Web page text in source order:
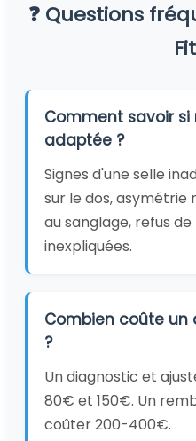
❓ Questions
Comment savoir
adaptée ?
Signes d'une selle
sur le dos, asymétrie
au sanglage, refus
inexpliquées.
Combien coûte un
?
Un diagnostic et
80€ et 150€. Un
coûter 200-400€.